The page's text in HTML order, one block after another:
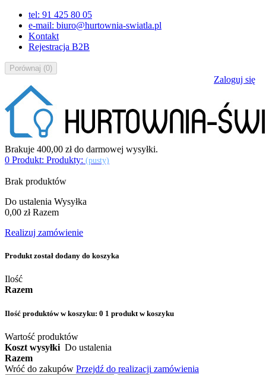
tel: 91 425 80 05
e-mail: biuro@hurtownia-swiatla.pl
Kontakt
Rejestracja B2B
Porównaj (0)
Zaloguj się
Brakuje 400,00 złdo darmowej wysyłki.
0 Produkt: Produkty: (pusty)
Brak produktów
Do ustalenia Wysyłka
0,00 zł Razem
Realizuj zamówienie
Produkt został dodany do koszyka
Ilość
Razem
Ilość produktów w koszyku: 0 1 produkt w koszyku
Wartość produktów
Koszt wysyłki Do ustalenia
Razem
Wróć do zakupów Przejdź do realizacji zamówienia